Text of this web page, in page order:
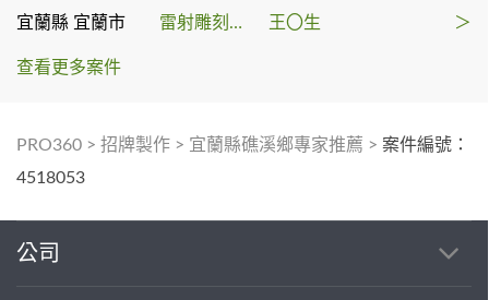
宜蘭縣 宜蘭市 雷射雕刻代工 王〇生 ＞
查看更多案件
PRO360 > 招牌製作 > 宜蘭縣礁溪鄉專家推薦 > 案件編號：
4518053
公司